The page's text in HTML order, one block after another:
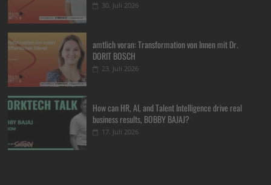
30. Juli 2026
amtlich voran: Transformation von Innen mit Dr.
DORIT BOSCH
23. Juli 2026
How can HR, AI, and Talent Intelligence drive real
business results, BOBBY BAJAJ?
17. Juli 2026